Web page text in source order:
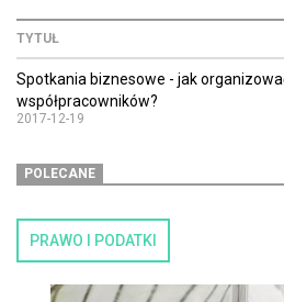
TYTUŁ
Spotkania biznesowe - jak
współpracowników?
2017-12-19
POLECANE
PRAWO I PODATKI